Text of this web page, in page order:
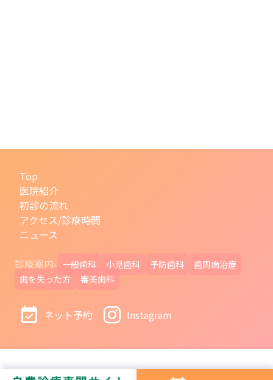
Top
医院紹介
初診の流れ
アクセス/診療時間
ニュース
診療案内- 一般歯科 小児歯科 予防歯科
歯周病治療
歯を失った方
審美歯科
ネット予約 Instagram
© さがなかの歯医者さん やまもと 2021-